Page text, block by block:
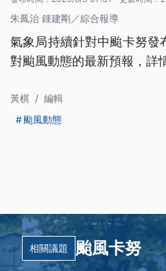
朱鳳治 鍾建剛／綜合報導
氣象局持續針對中颱卡努發
對颱風動態的最新預報，詳
黃棋 / 編輯
颱風動態
相關議題 颱風卡努